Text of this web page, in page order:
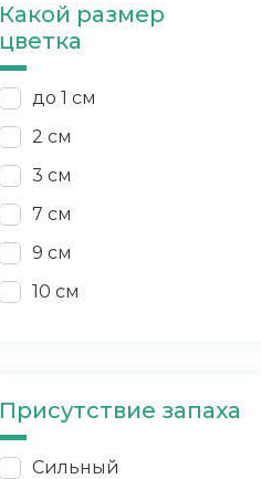
Какой размер
цветка
до 1 см
2 см
3 см
7 см
9 см
10 см
Присутствие запаха
Сильный